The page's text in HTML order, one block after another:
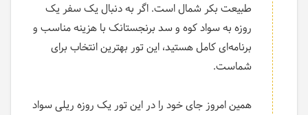
طبیعت بکر شمال است. اگر به دنبال یک سفر یک
روزه به سواد کوه و سد برنجستانک با هزینه مناسب و
برنامه‌ای کامل هستید، این تور بهترین انتخاب برای
شماست.
همین امروز جای خود را در این تور یک روزه ریلی سواد